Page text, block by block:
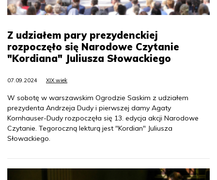
Z udziałem pary prezydenckiej
rozpoczęło się Narodowe Czytanie
"Kordiana" Juliusza Słowackiego
07.09.2024 XIX wiek
W sobotę w warszawskim Ogrodzie Saskim z udziałem
prezydenta Andrzeja Dudy i pierwszej damy Agaty
Kornhauser-Dudy rozpoczęła się 13. edycja akcji Narodowe
Czytanie. Tegoroczną lekturą jest "Kordian" Juliusza
Słowackiego.